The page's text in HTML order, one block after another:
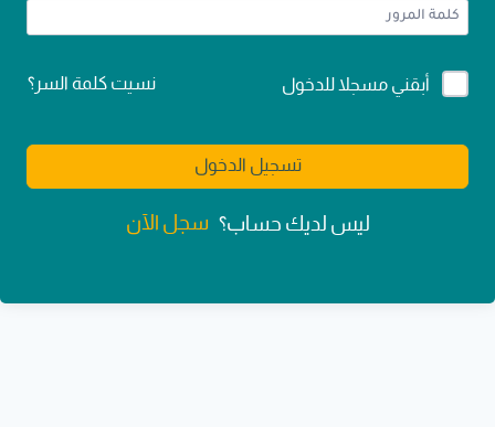
Alternative:
أبقني مسجلا للدخول نسيت كلمة السر؟
تسجيل الدخول
ليس لديك حساب؟ سجل الآن